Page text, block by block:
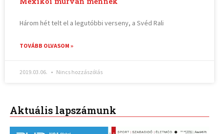
Három hét telt el a legutóbbi verseny, a Svéd Rali
TOVÁBB OLVASOM »
2019.03.06. Nincs hozzászólás
Aktuális lapszámunk